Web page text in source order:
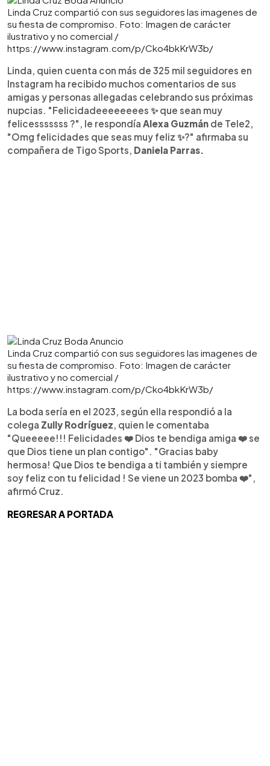
Linda Cruz compartió con sus seguidores las imagenes de
su fiesta de compromiso. Foto: Imagen de carácter
ilustrativo y no comercial /
https://www.instagram.com/p/Cko4bkKrW3b/
Linda, quien cuenta con más de 325 mil seguidores en
Instagram ha recibido muchos comentarios de sus
amigas y personas allegadas celebrando sus próximas
nupcias. "Felicidadeeeeeeees ✨ que sean muy
felicesssssss ?", le respondía Alexa Guzmán de Tele2,
"Omg felicidades que seas muy feliz ✨?" afirmaba su
compañera de Tigo Sports, Daniela Parras.
Linda Cruz compartió con sus seguidores las imagenes de
su fiesta de compromiso. Foto: Imagen de carácter
ilustrativo y no comercial /
https://www.instagram.com/p/Cko4bkKrW3b/
La boda sería en el 2023, según ella respondió a la
colega Zully Rodríguez, quien le comentaba
"Queeeee!!! Felicidades ❤️ Dios te bendiga amiga ❤️ se
que Dios tiene un plan contigo". "Gracias baby
hermosa! Que Dios te bendiga a ti también y siempre
soy feliz con tu felicidad ! Se viene un 2023 bomba ❤️",
afirmó Cruz.
REGRESAR A PORTADA